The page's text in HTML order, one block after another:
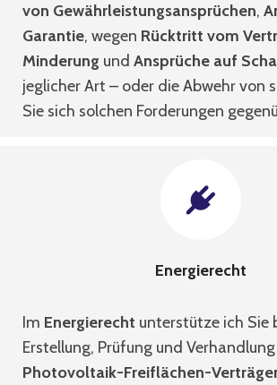
von Gewährleistungsansprüchen,
Garantie, wegen Rücktritt vom
Minderung und Ansprüche auf
jeglicher Art – oder die Abwehr von
Sie sich solchen Forderungen
Energierecht
Im Energierecht unterstütze ich Sie
Erstellung, Prüfung und
Photovoltaik-Freiflächen-